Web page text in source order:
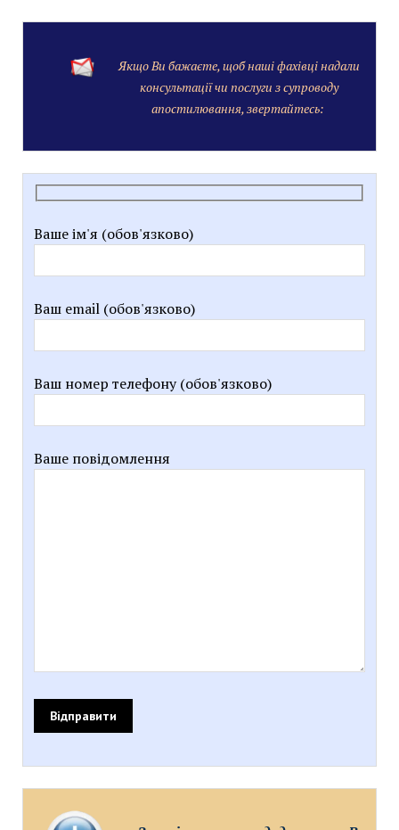
Якщо Ви бажаєте, щоб наші фахівці надали
консультації чи послуги з супроводу
апостилювання, звертайтесь:
Ваше ім'я (обов'язково)
Ваш email (обов'язково)
Ваш номер телефону (обов'язково)
Ваше повідомлення